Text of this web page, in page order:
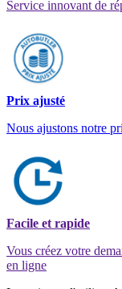
Service innovant de
Prix ajusté
Nous ajustons notre
Facile et rapide
Vous créez votre
en ligne